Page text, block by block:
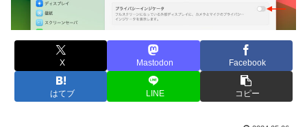
X Mastodon Facebook
はてブ LINE コピー